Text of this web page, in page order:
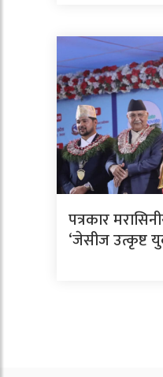
पत्रकार
‘जेसीज उत्कृष्ट